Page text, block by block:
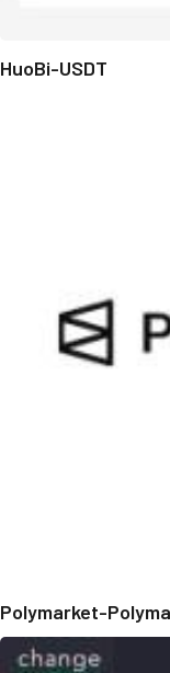
HuoBi-USDT
Polymarket-